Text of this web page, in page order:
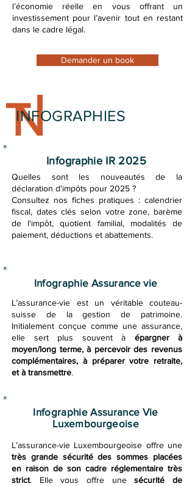
l’économie réelle en vous offrant un
investissement pour l’avenir tout en restant
dans le cadre légal.
Demander un book
INFOGRAPHIES
Infographie IR 2025
Quelles sont les nouveautés de la
déclaration d'impôts pour 2025 ? ​
Consultez nos fiches pratiques : calendrier
fiscal, dates clés selon votre zone, barème
de l'impôt, quotient familial, modalités de
paiement, déductions et abattements.
Infographie Assurance vie
L’assurance-vie est un véritable couteau-
suisse de la gestion de patrimoine.
Initialement conçue comme une assurance,
elle sert plus souvent à épargner à
moyen/long terme, à percevoir des revenus
complémentaires, à préparer votre retraite,
et à transmettre.
Infographie Assurance Vie
Luxembourgeoise
L’assurance-vie Luxembourgeoise offre une
très grande sécurité des sommes placées
en raison de son cadre réglementaire très
strict. Elle vous offre unesécurité de